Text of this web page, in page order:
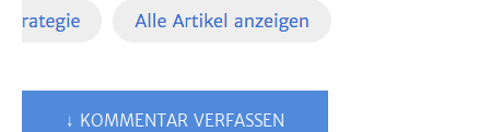
↓ KOMMENTAR VERFASSEN